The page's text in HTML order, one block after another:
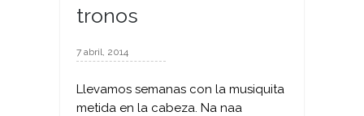
tronos
7 abril, 2014
Llevamos semanas con la musiquita
metida en la cabeza. Na naa